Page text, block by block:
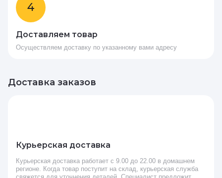
4
Доставляем товар
Осуществляем доставку по указанному вами адресу
Доставка заказов
Курьерская доставка
Курьерская доставка работает с 9.00 до 22.00 в домашнем
регионе. Когда товар поступит на склад, курьерская служба